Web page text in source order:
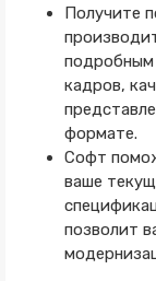
Получите
подробным
кадров,
формате.
Софт
ваше
позволит